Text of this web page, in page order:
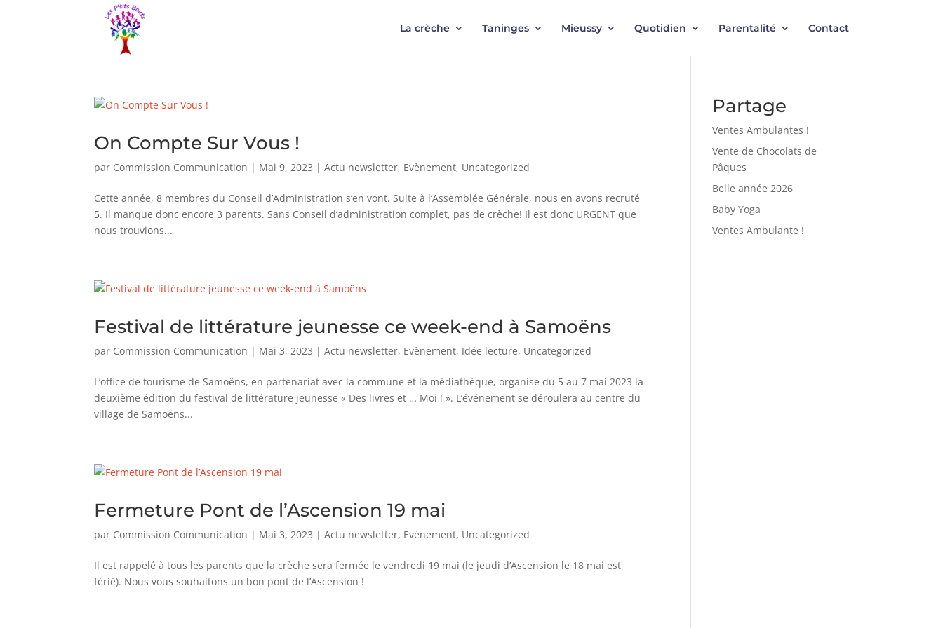
La crèche Taninges Mieussy Quotidien Parentalité Contact
On Compte Sur Vous !
par Commission Communication | Mai 9, 2023 |Actu newsletter, Evènement, Uncategorized
Cette année, 8 membres du Conseil d’Administration s’en vont. Suite à l’Assemblée Générale, nous en avons recruté
5. Il manque donc encore 3 parents. Sans Conseil d’administration complet, pas de crèche! Il est donc URGENT que
nous trouvions...
Festival de littérature jeunesse ce week-end à Samoëns
par Commission Communication | Mai 3, 2023 |Actu newsletter, Evènement, Idée lecture, Uncategorized
L’office de tourisme de Samoëns, en partenariat avec la commune et la médiathèque, organise du 5 au 7 mai 2023 la
deuxième édition du festival de littérature jeunesse « Des livres et … Moi ! ». L’événement se déroulera au centre du
village de Samoëns...
Fermeture Pont de l’Ascension 19 mai
par Commission Communication | Mai 3, 2023 |Actu newsletter, Evènement, Uncategorized
Il est rappelé à tous les parents que la crèche sera fermée le vendredi 19 mai (le jeudi d’Ascension le 18 mai est
férié). Nous vous souhaitons un bon pont de l’Ascension !
Partage
Ventes Ambulantes !
Vente de Chocolats de
Pâques
Belle année 2026
Baby Yoga
Ventes Ambulante !